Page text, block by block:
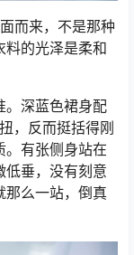
而来，不是那种
料的光泽是柔和
。深蓝色裙身配
，反而挺括得刚
。有张侧身站在
低垂，没有刻意
那么一站，倒真